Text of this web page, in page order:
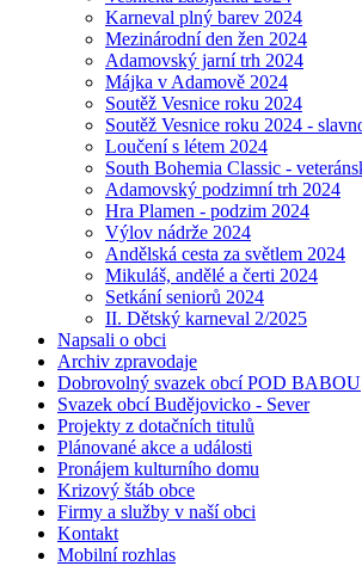
Karneval plný barev 2024
Mezinárodní den žen 2024
Adamovský jarní trh 2024
Májka v Adamově 2024
Soutěž Vesnice roku 2024
Soutěž Vesnice roku 2024 -
Loučení s létem 2024
South Bohemia Classic -
Adamovský podzimní trh 2024
Hra Plamen - podzim 2024
Výlov nádrže 2024
Andělská cesta za světlem 2024
Mikuláš, andělé a čerti 2024
Setkání seniorů 2024
II. Dětský karneval 2/2025
Napsali o obci
Archiv zpravodaje
Dobrovolný svazek obcí POD BABOU
Svazek obcí Budějovicko - Sever
Projekty z dotačních titulů
Plánované akce a události
Pronájem kulturního domu
Krizový štáb obce
Firmy a služby v naší obci
Kontakt
Mobilní rozhlas